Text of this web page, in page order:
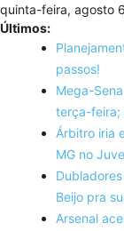
Skip
to
content
quinta-feira, agosto
Últimos:
passos!
Mega-
terça-feira;
Árbitro iria
MG no
Beijo pra
Arsenal